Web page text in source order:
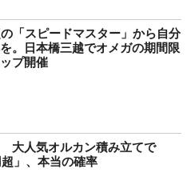
「スピードマスター」から自分
。日本橋三越でオメガの期間限
プ開催
大人気オルカン積み立てで
超」、本当の確率